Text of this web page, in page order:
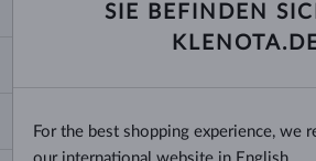
BLOG
ZAHLUNG UND VERSAND
TRAURINGE AUSWÄHLEN
KETTENGRÖSSEN UND -ARTEN
SIE BEFINDEN
For the best shopping experience, we